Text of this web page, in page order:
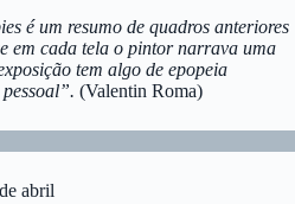
é um resumo de quadros anteriores
em cada tela o pintor narrava uma
tem algo de epopeia
(Valentin Roma)
abril